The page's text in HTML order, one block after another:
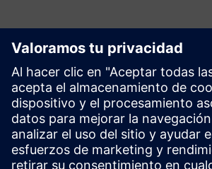
Explora los
productos
Requisitos previos